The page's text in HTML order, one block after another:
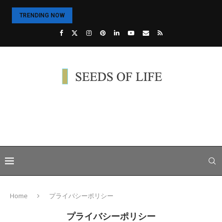
TRENDING NOW
Home プライバシーポリシー
プライバシーポリシー